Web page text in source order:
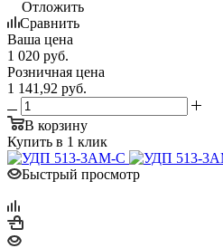
Отложить
Сравнить
Ваша цена
1 020 руб.
Розничная цена
1 141,92 руб.
В корзину
Купить в 1 клик
Быстрый просмотр